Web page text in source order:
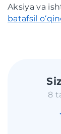
Aksiya va
batafsil
8